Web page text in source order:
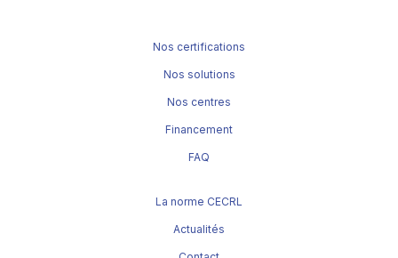
Nos certifications
Nos solutions
Nos centres
Financement
FAQ
La norme CECRL
Actualités